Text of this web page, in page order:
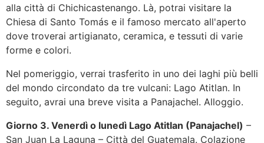
alla città di Chichicastenango. Là, potrai visitare la
Chiesa di Santo Tomás e il famoso mercato all'aperto
dove troverai artigianato, ceramica, e tessuti di varie
forme e colori.
Nel pomeriggio, verrai trasferito in uno dei laghi più belli
del mondo circondato da tre vulcani: Lago Atitlan. In
seguito, avrai una breve visita a Panajachel. Alloggio.
Giorno 3. Venerdì o lunedì Lago Atitlan (Panajachel) –
San Juan La Laguna – Città del Guatemala. Colazione